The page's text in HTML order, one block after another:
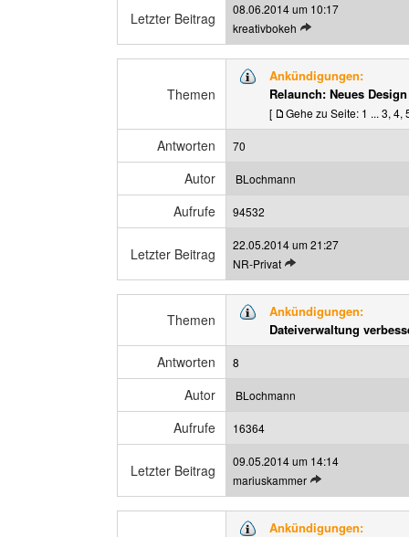
r
a
g
n
z
e
Letzter Beitrag
08.06.2014 um 10:17
kreativbokeh L
e
t
z
t
e
a
a
n
z
e
Themen
Ankündigungen:
Relaunch: Neues
[ Gehe zu Seite: 1 ... 3, 4,
Antworten 70
Autor BLochmann
Aufrufe 94532
Letzter Beitrag
22.05.2014 um 21:27
NR-Privat L
e
t
z
t
r
a
g
Themen
Ankündigungen:
Dateiverwaltung
Antworten 8
Autor BLochmann
Aufrufe 16364
Letzter Beitrag
09.05.2014 um 14:14
mariuskammer L
e
t
z
Ankündigungen: